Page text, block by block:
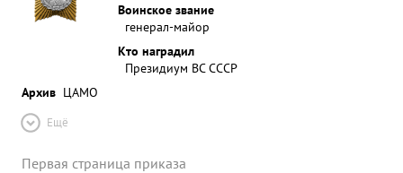
Воинское звание
генерал-майор
Кто наградил
Президиум ВС СССР
Архив ЦАМО
Ещё
Первая страница приказа